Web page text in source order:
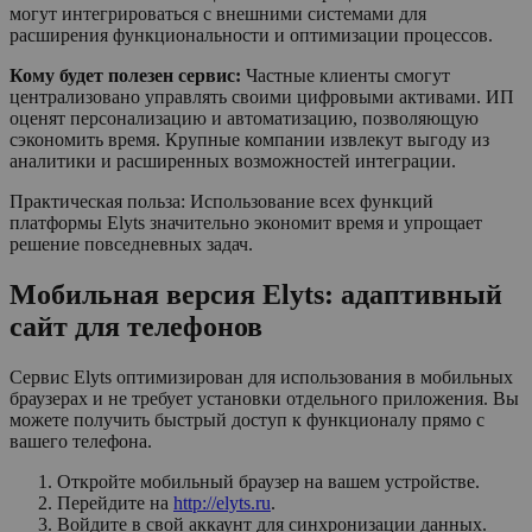
могут интегрироваться с внешними системами для
расширения функциональности и оптимизации процессов.
Кому будет полезен сервис: Частные клиенты смогут
централизовано управлять своими цифровыми активами. ИП
оценят персонализацию и автоматизацию, позволяющую
сэкономить время. Крупные компании извлекут выгоду из
аналитики и расширенных возможностей интеграции.
Практическая польза: Использование всех функций
платформы Elyts значительно экономит время и упрощает
решение повседневных задач.
Мобильная версия Elyts: адаптивный
сайт для телефонов
Сервис Elyts оптимизирован для использования в мобильных
браузерах и не требует установки отдельного приложения. Вы
можете получить быстрый доступ к функционалу прямо с
вашего телефона.
Откройте мобильный браузер на вашем устройстве.
Перейдите на http://elyts.ru.
Войдите в свой аккаунт для синхронизации данных.